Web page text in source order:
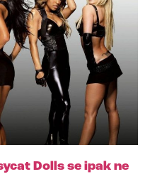
Dolls se ipak ne